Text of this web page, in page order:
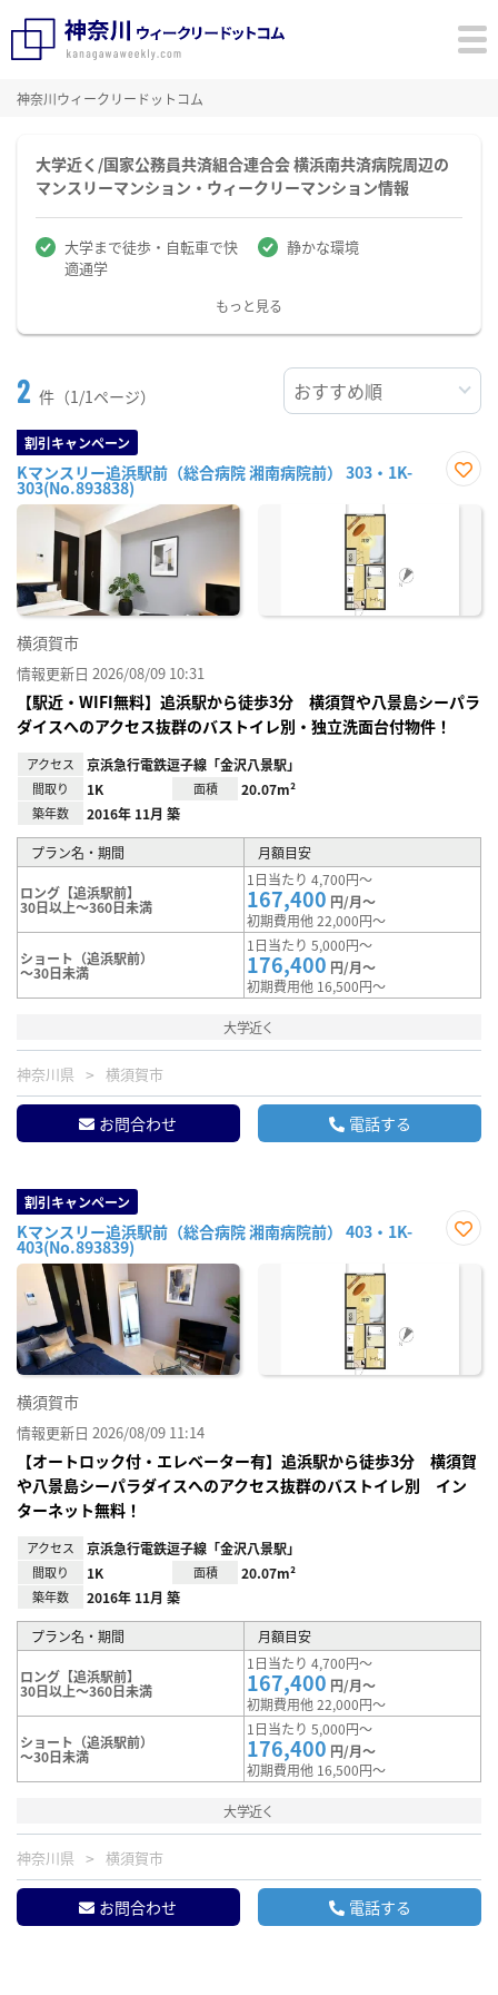
神奈川ウィークリードットコム
大学近く/国家公務員共済組合連合会 横浜南共済病院周辺の
マンスリーマンション・ウィークリーマンション情報
大学まで徒歩・自転車で快
適通学
静かな環境
もっと見る
2 件（1/1ページ）
割引キャンペーン
Kマンスリー追浜駅前（総合病院 湘南病院前） 303・1K-
303(No.893838)
に入
横須賀市
情報更新日 2026/08/09 10:31
【駅近・WIFI無料】追浜駅から徒歩3分 横須賀や八景島シーパラ
ダイスへのアクセス抜群のバストイレ別・独立洗面台付物件！
アクセス 京浜急行電鉄逗子線「金沢八景駅」
間取り 1K 面積 20.07m²
築年数 2016年 11月 築
プラン名・期間 月額目安
ロング【追浜駅前】
30日以上～360日未満
1日当たり 4,700円～
167,400 円/月～
初期費用他 22,000円～
ショート（追浜駅前）
～30日未満
1日当たり 5,000円～
176,400 円/月～
初期費用他 16,500円～
大学近く
神奈川県 横須賀市
お問合わせ 電話する
割引キャンペーン
Kマンスリー追浜駅前（総合病院 湘南病院前） 403・1K-
403(No.893839)
に入
横須賀市
情報更新日 2026/08/09 11:14
【オートロック付・エレベーター有】追浜駅から徒歩3分 横須賀
や八景島シーパラダイスへのアクセス抜群のバストイレ別 イン
ターネット無料！
アクセス 京浜急行電鉄逗子線「金沢八景駅」
間取り 1K 面積 20.07m²
築年数 2016年 11月 築
プラン名・期間 月額目安
ロング【追浜駅前】
30日以上～360日未満
1日当たり 4,700円～
167,400 円/月～
初期費用他 22,000円～
ショート（追浜駅前）
～30日未満
1日当たり 5,000円～
176,400 円/月～
初期費用他 16,500円～
大学近く
神奈川県 横須賀市
お問合わせ 電話する